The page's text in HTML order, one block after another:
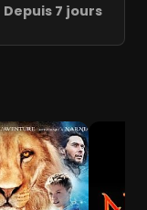
Depuis 7 jours